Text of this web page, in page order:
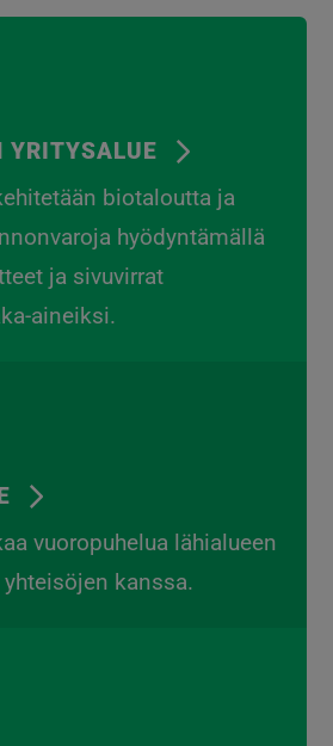
YRITYSALUE
biotaloutta ja
hyödyntämällä
ja sivuvirrat
aineiksi.
vuoropuhelua lähialueen
kanssa.